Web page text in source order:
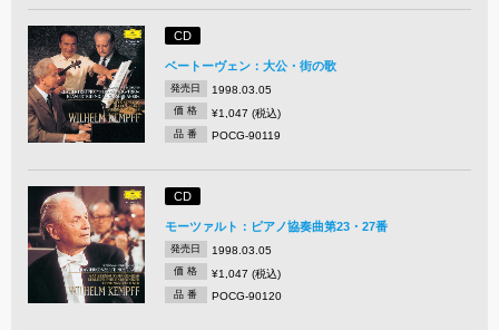
CD
ベートーヴェン：大公・街の歌
発売日 1998.03.05
価 格 ¥1,047 (税込)
品 番 POCG-90119
CD
モーツァルト：ピアノ協奏曲第23・27番
発売日 1998.03.05
価 格 ¥1,047 (税込)
品 番 POCG-90120